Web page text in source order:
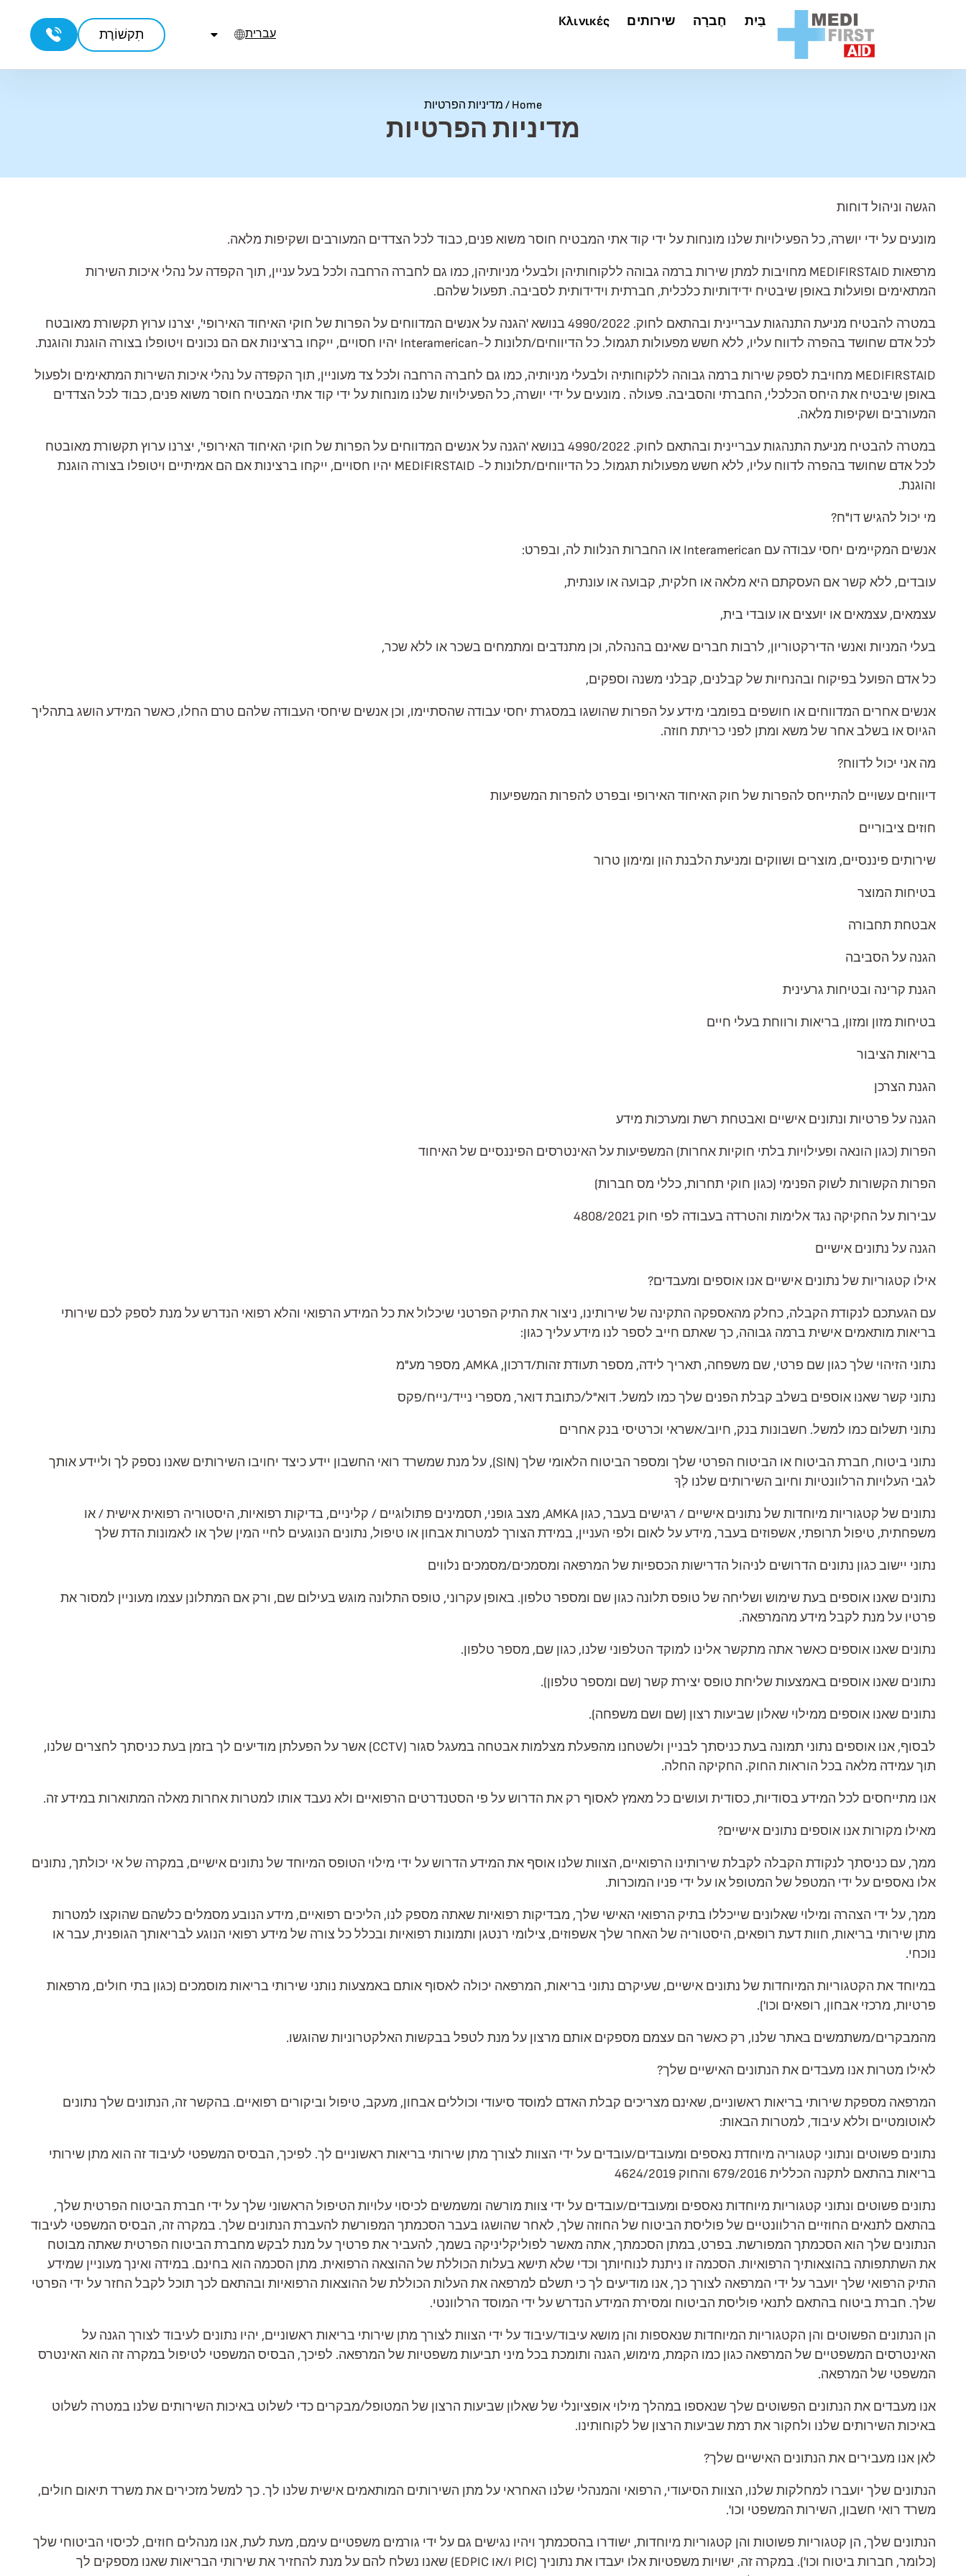
בַּיִת
חֶברָה שירותים
Κλινικές
תִקשׁוֹרֶת
עברית
Home
/ מדיניות הפרטיות
מדיניות הפרטיות
הגשה וניהול דוחות
מונעים על ידי יושרה, כל הפעילויות שלנו מונחות על ידי קוד אתי המבטיח חוסר משוא פנים, כבוד לכל הצדדים המעורבים ושקיפות מלאה.
מרפאות MEDIFIRSTAID מחויבות למתן שירות ברמה גבוהה ללקוחותיהן ולבעלי מניותיהן, כמו גם לחברה הרחבה ולכל בעל עניין, תוך הקפדה על נהלי איכות השירות
המתאימים ופועלות באופן שיבטיח ידידותיות כלכלית, חברתית וידידותית לסביבה. תפעול שלהם.
במטרה להבטיח מניעת התנהגות עבריינית ובהתאם לחוק. 4990/2022 בנושא 'הגנה על אנשים המדווחים על הפרות של חוקי האיחוד האירופי', יצרנו ערוץ תקשורת מאובטח
לכל אדם שחושד בהפרה לדווח עליו, ללא חשש מפעולות תגמול. כל הדיווחים/תלונות ל-Interamerican יהיו חסויים, ייקחו ברצינות אם הם נכונים ויטופלו בצורה הוגנת והוגנת.
MEDIFIRSTAID מחויבת לספק שירות ברמה גבוהה ללקוחותיה ולבעלי מניותיה, כמו גם לחברה הרחבה ולכל צד מעוניין, תוך הקפדה על נהלי איכות השירות המתאימים ולפעול
באופן שיבטיח את היחס הכלכלי, החברתי והסביבה. פעולה . מונעים על ידי יושרה, כל הפעילויות שלנו מונחות על ידי קוד אתי המבטיח חוסר משוא פנים, כבוד לכל הצדדים
המעורבים ושקיפות מלאה.
במטרה להבטיח מניעת התנהגות עבריינית ובהתאם לחוק. 4990/2022 בנושא 'הגנה על אנשים המדווחים על הפרות של חוקי האיחוד האירופי', יצרנו ערוץ תקשורת מאובטח
לכל אדם שחושד בהפרה לדווח עליו, ללא חשש מפעולות תגמול. כל הדיווחים/תלונות ל- MEDIFIRSTAID יהיו חסויים, ייקחו ברצינות אם הם אמיתיים ויטופלו בצורה הוגנת
והוגנת.
מי יכול להגיש דו"ח?
אנשים המקיימים יחסי עבודה עם Interamerican או החברות הנלוות לה, ובפרט:
עובדים, ללא קשר אם העסקתם היא מלאה או חלקית, קבועה או עונתית,
עצמאים, עצמאים או יועצים או עובדי בית,
בעלי המניות ואנשי הדירקטוריון, לרבות חברים שאינם בהנהלה, וכן מתנדבים ומתמחים בשכר או ללא שכר,
כל אדם הפועל בפיקוח ובהנחיות של קבלנים, קבלני משנה וספקים,
אנשים אחרים המדווחים או חושפים בפומבי מידע על הפרות שהושגו במסגרת יחסי עבודה שהסתיימו, וכן אנשים שיחסי העבודה שלהם טרם החלו, כאשר המידע הושג בתהליך
הגיוס או בשלב אחר של משא ומתן לפני כריתת חוזה.
מה אני יכול לדווח?
דיווחים עשויים להתייחס להפרות של חוק האיחוד האירופי ובפרט להפרות המשפיעות
חוזים ציבוריים
שירותים פיננסיים, מוצרים ושווקים ומניעת הלבנת הון ומימון טרור
בטיחות המוצר
אבטחת תחבורה
הגנה על הסביבה
הגנת קרינה ובטיחות גרעינית
בטיחות מזון ומזון, בריאות ורווחת בעלי חיים
בריאות הציבור
הגנת הצרכן
הגנה על פרטיות ונתונים אישיים ואבטחת רשת ומערכות מידע
הפרות (כגון הונאה ופעילויות בלתי חוקיות אחרות) המשפיעות על האינטרסים הפיננסיים של האיחוד
הפרות הקשורות לשוק הפנימי (כגון חוקי תחרות, כללי מס חברות)
עבירות על החקיקה נגד אלימות והטרדה בעבודה לפי חוק 4808/2021
הגנה על נתונים אישיים
אילו קטגוריות של נתונים אישיים אנו אוספים ומעבדים?
עם הגעתכם לנקודת הקבלה, כחלק מהאספקה ​​התקינה של שירותינו, ניצור את התיק הפרטני שיכלול את כל המידע הרפואי והלא רפואי הנדרש על מנת לספק לכם שירותי
בריאות מותאמים אישית ברמה גבוהה, כך שאתם חייב לספר לנו מידע עליך כגון:
נתוני הזיהוי שלך כגון שם פרטי, שם משפחה, תאריך לידה, מספר תעודת זהות/דרכון, AMKA, מספר מע"מ
נתוני קשר שאנו אוספים בשלב קבלת הפנים שלך כמו למשל. דוא"ל/כתובת דואר, מספרי נייד/נייח/פקס
נתוני תשלום כמו למשל. חשבונות בנק, חיוב/אשראי וכרטיסי בנק אחרים
נתוני ביטוח, חברת הביטוח או הביטוח הפרטי שלך ומספר הביטוח הלאומי שלך (SIN), על מנת שמשרד רואי החשבון יידע כיצד יחויבו השירותים שאנו נספק לך וליידע אותך
לגבי העלויות הרלוונטיות וחיוב השירותים שלנו לְךָ
נתונים של קטגוריות מיוחדות של נתונים אישיים / רגישים בעבר, כגון AMKA, מצב גופני, תסמינים פתולוגיים / קליניים, בדיקות רפואיות, היסטוריה רפואית אישית / או
משפחתית, טיפול תרופתי, אשפוזים בעבר, מידע על לאום ולפי העניין, במידת הצורך למטרות אבחון או טיפול, נתונים הנוגעים לחיי המין שלך או לאמונות הדת שלך
נתוני יישוב כגון נתונים הדרושים לניהול הדרישות הכספיות של המרפאה ומסמכים/מסמכים נלווים
נתונים שאנו אוספים בעת שימוש ושליחה של טופס תלונה כגון שם ומספר טלפון. באופן עקרוני, טופס התלונה מוגש בעילום שם, ורק אם המתלונן עצמו מעוניין למסור את
פרטיו על מנת לקבל מידע מהמרפאה.
נתונים שאנו אוספים כאשר אתה מתקשר אלינו למוקד הטלפוני שלנו, כגון שם, מספר טלפון.
נתונים שאנו אוספים באמצעות שליחת טופס יצירת קשר (שם ומספר טלפון).
נתונים שאנו אוספים ממילוי שאלון שביעות רצון (שם ושם משפחה).
לבסוף, אנו אוספים נתוני תמונה בעת כניסתך לבניין ולשטחנו מהפעלת מצלמות אבטחה במעגל סגור (CCTV) אשר על הפעלתן מודיעים לך בזמן בעת ​​כניסתך לחצרים שלנו,
תוך עמידה מלאה בכל הוראות החוק. החקיקה החלה.
אנו מתייחסים לכל המידע בסודיות, כסודית ועושים כל מאמץ לאסוף רק את הדרוש על פי הסטנדרטים הרפואיים ולא נעבד אותו למטרות אחרות מאלה המתוארות במידע זה.
מאילו מקורות אנו אוספים נתונים אישיים?
ממך, עם כניסתך לנקודת הקבלה לקבלת שירותינו הרפואיים, הצוות שלנו אוסף את המידע הדרוש על ידי מילוי הטופס המיוחד של נתונים אישיים, במקרה של אי יכולתך, נתונים
אלו נאספים על ידי המטפל של המטופל או על ידי פניו המוכרות.
ממך, על ידי הצהרה ומילוי שאלונים שייכללו בתיק הרפואי האישי שלך, מבדיקות רפואיות שאתה מספק לנו, הליכים רפואיים, מידע הנובע מסמלים כלשהם שהוקצו למטרות
מתן שירותי בריאות, חוות דעת רופאים, היסטוריה של האחר שלך אשפוזים, צילומי רנטגן ותמונות רפואיות ובכלל כל צורה של מידע רפואי הנוגע לבריאותך הגופנית, עבר או
נוכחי.
במיוחד את הקטגוריות המיוחדות של נתונים אישיים, שעיקרם נתוני בריאות, המרפאה יכולה לאסוף אותם באמצעות נותני שירותי בריאות מוסמכים (כגון בתי חולים, מרפאות
פרטיות, מרכזי אבחון, רופאים וכו').
מהמבקרים/משתמשים באתר שלנו, רק כאשר הם עצמם מספקים אותם מרצון על מנת לטפל בבקשות האלקטרוניות שהוגשו.
לאילו מטרות אנו מעבדים את הנתונים האישיים שלך?
המרפאה מספקת שירותי בריאות ראשוניים, שאינם מצריכים קבלת האדם למוסד סיעודי וכוללים אבחון, מעקב, טיפול וביקורים רפואיים. בהקשר זה, הנתונים שלך נתונים
לאוטומטיים וללא עיבוד, למטרות הבאות:
נתונים פשוטים ונתוני קטגוריה מיוחדת נאספים ומעובדים/עובדים על ידי הצוות לצורך מתן שירותי בריאות ראשוניים לך. לפיכך, הבסיס המשפטי לעיבוד זה הוא מתן שירותי
בריאות בהתאם לתקנה הכללית 679/2016 והחוק 4624/2019
נתונים פשוטים ונתוני קטגוריות מיוחדות נאספים ומעובדים/עובדים על ידי צוות מורשה ומשמשים לכיסוי עלויות הטיפול הראשוני שלך על ידי חברת הביטוח הפרטית שלך,
בהתאם לתנאים החוזיים הרלוונטיים של פוליסת הביטוח של החוזה שלך, לאחר שהושגו בעבר הסכמתך המפורשת להעברת הנתונים שלך. במקרה זה, הבסיס המשפטי לעיבוד
הנתונים שלך הוא הסכמתך המפורשת. בפרט, במתן הסכמתך, אתה מאשר לפוליקליניקה בשמך, להעביר את פרטיך על מנת לבקש מחברת הביטוח הפרטית שאתה מבוטח
את השתתפותה בהוצאותיך הרפואיות. הסכמה זו ניתנת לנוחיותך וכדי שלא תישא בעלות הכוללת של ההוצאה הרפואית. מתן הסכמה הוא בחינם. במידה ואינך מעוניין שמידע
התיק הרפואי שלך יועבר על ידי המרפאה לצורך כך, אנו מודיעים לך כי תשלם למרפאה את העלות הכוללת של ההוצאות הרפואיות ובהתאם לכך תוכל לקבל החזר על ידי הפרטי
שלך. חברת ביטוח בהתאם לתנאי פוליסת הביטוח ומסירת המידע הנדרש על ידי המוסד הרלוונטי.
הן הנתונים הפשוטים והן הקטגוריות המיוחדות שנאספות והן מושא עיבוד/עיבוד על ידי הצוות לצורך מתן שירותי בריאות ראשוניים, יהיו נתונים לעיבוד לצורך הגנה על
האינטרסים המשפטיים של המרפאה כגון כמו הקמת, מימוש, הגנה ותומכת בכל מיני תביעות משפטיות של המרפאה. לפיכך, הבסיס המשפטי לטיפול במקרה זה הוא האינטרס
המשפטי של המרפאה.
אנו מעבדים את הנתונים הפשוטים שלך שנאספו במהלך מילוי אופציונלי של שאלון שביעות הרצון של המטופל/מבקרים כדי לשלוט באיכות השירותים שלנו במטרה לשלוט
באיכות השירותים שלנו ולחקור את רמת שביעות הרצון של לקוחותינו.
לאן אנו מעבירים את הנתונים האישיים שלך?
הנתונים שלך יועברו למחלקות שלנו, הצוות הסיעודי, הרפואי והמנהלי שלנו האחראי על מתן השירותים המותאמים אישית שלנו לך. כך למשל מזכירים את משרד תיאום חולים,
משרד רואי חשבון, השירות המשפטי וכו'.
הנתונים שלך, הן קטגוריות פשוטות והן קטגוריות מיוחדות, ישודרו בהסכמתך ויהיו נגישים גם על ידי גורמים משפטיים עימם, מעת לעת, אנו מנהלים חוזים, לכיסוי הביטוחי שלך
(כלומר, חברות ביטוח וכו'). במקרה זה, ישויות משפטיות אלו יעבדו את נתוניך (PIC ו/או EDPIC) שאנו נשלח להם על מנת להחזיר את שירותי הבריאות שאנו מספקים לך